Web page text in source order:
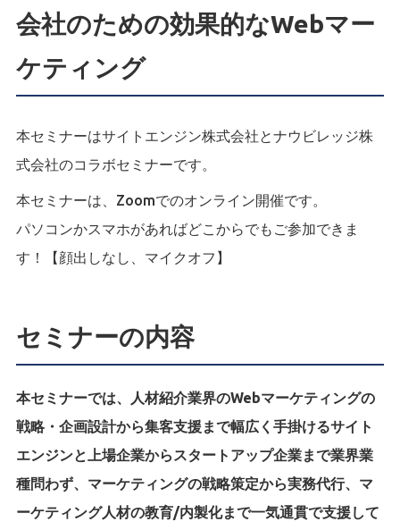
会社のための効果的なWebマー
ケティング
本セミナーはサイトエンジン株式会社とナウビレッジ株
式会社のコラボセミナーです。
本セミナーは、Zoomでのオンライン開催です。
パソコンかスマホがあればどこからでもご参加できま
す！【顔出しなし、マイクオフ】
セミナーの内容
本セミナーでは、人材紹介業界のWebマーケティングの
戦略・企画設計から集客支援まで幅広く手掛けるサイト
エンジンと上場企業からスタートアップ企業まで業界業
種問わず、マーケティングの戦略策定から実務代行、マ
ーケティング人材の教育/内製化まで一気通貫で支援して